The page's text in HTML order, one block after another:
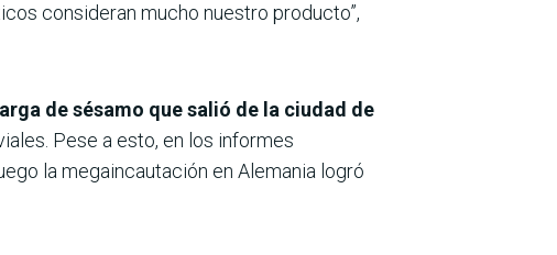
consideran mucho nuestro producto”,
de sésamo que salió de la ciudad de
Pese a esto, en los informes
la megaincautación en Alemania logró